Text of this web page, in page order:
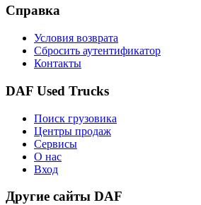
Справка
Условия возврата
Сбросить аутентификатор
Контакты
DAF Used Trucks
Поиск грузовика
Центры продаж
Сервисы
О нас
Вход
Другие сайты DAF